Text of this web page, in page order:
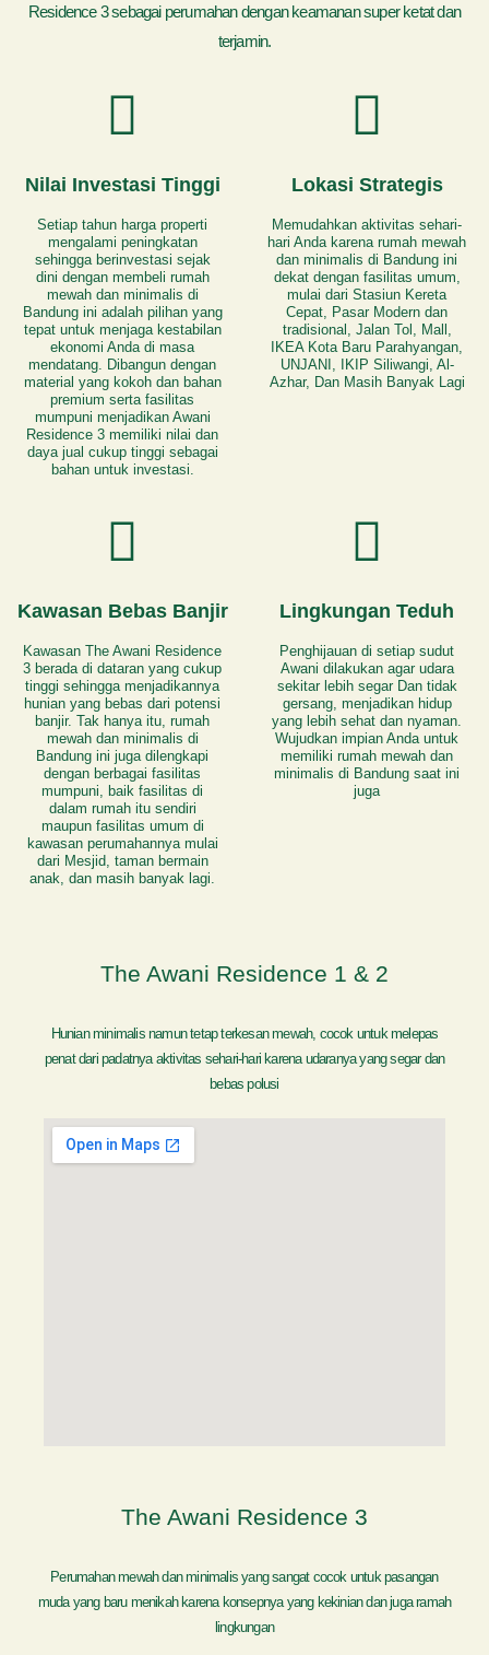
Residence 3 sebagai perumahan dengan keamanan super ketat dan
terjamin.
Nilai Investasi Tinggi
Setiap tahun harga properti
mengalami peningkatan
sehingga berinvestasi sejak
dini dengan membeli rumah
mewah dan minimalis di
Bandung ini adalah pilihan yang
tepat untuk menjaga kestabilan
ekonomi Anda di masa
mendatang. Dibangun dengan
material yang kokoh dan bahan
premium serta fasilitas
mumpuni menjadikan Awani
Residence 3 memiliki nilai dan
daya jual cukup tinggi sebagai
bahan untuk investasi.
Lokasi Strategis
Memudahkan aktivitas sehari-
hari Anda karena rumah mewah
dan minimalis di Bandung ini
dekat dengan fasilitas umum,
mulai dari Stasiun Kereta
Cepat, Pasar Modern dan
tradisional, Jalan Tol, Mall,
IKEA Kota Baru Parahyangan,
UNJANI, IKIP Siliwangi, Al-
Azhar, Dan Masih Banyak Lagi
Kawasan Bebas Banjir
Kawasan The Awani Residence
3 berada di dataran yang cukup
tinggi sehingga menjadikannya
hunian yang bebas dari potensi
banjir. Tak hanya itu, rumah
mewah dan minimalis di
Bandung ini juga dilengkapi
dengan berbagai fasilitas
mumpuni, baik fasilitas di
dalam rumah itu sendiri
maupun fasilitas umum di
kawasan perumahannya mulai
dari Mesjid, taman bermain
anak, dan masih banyak lagi.
Lingkungan Teduh
Penghijauan di setiap sudut
Awani dilakukan agar udara
sekitar lebih segar Dan tidak
gersang, menjadikan hidup
yang lebih sehat dan nyaman.
Wujudkan impian Anda untuk
memiliki rumah mewah dan
minimalis di Bandung saat ini
juga
The Awani Residence 1 & 2
Hunian minimalis namun tetap terkesan mewah, cocok untuk melepas
penat dari padatnya aktivitas sehari-hari karena udaranya yang segar dan
bebas polusi
The Awani Residence 3
Perumahan mewah dan minimalis yang sangat cocok untuk pasangan
muda yang baru menikah karena konsepnya yang kekinian dan juga ramah
lingkungan